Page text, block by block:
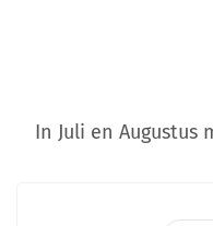
In Juli en Augustus